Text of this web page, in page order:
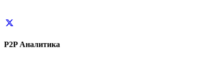
P2P Аналитика